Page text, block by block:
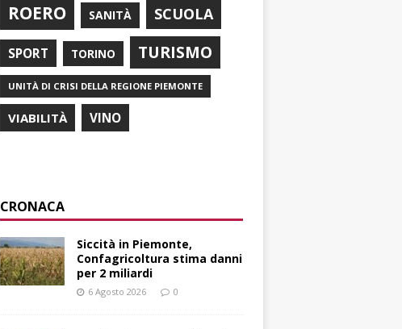
ROERO SANITÀ SCUOLA
SPORT TORINO TURISMO
UNITÀ DI CRISI DELLA REGIONE PIEMONTE
VIABILITÀ VINO
CRONACA
Siccità in Piemonte,
Confagricoltura stima danni
per 2 miliardi
6 Agosto 2026 0